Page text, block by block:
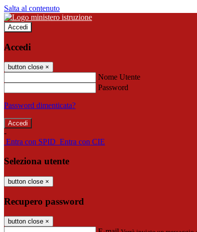
Salta al contenuto
Accedi
Accedi
button close ×
Nome Utente
Password
Password dimenticata?
-
Entra con SPID Entra con CIE
Seleziona utente
button close ×
Recupero password
button close ×